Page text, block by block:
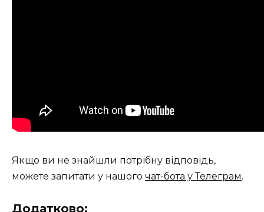
Якщо ви не знайшли потрібну відповідь,
можете запитати у нашого чат-бота у Телеграм.
Додатково: